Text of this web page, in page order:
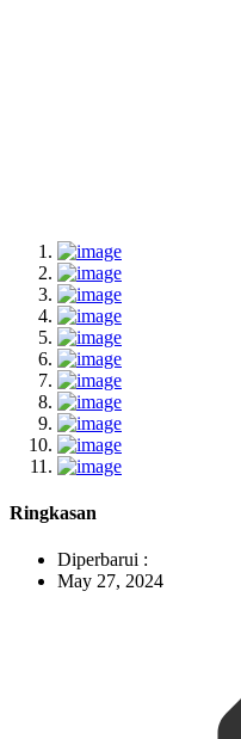
Ringkasan
Diperbarui :
May 27, 2024